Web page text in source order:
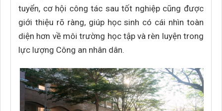
tuyển, cơ hội công tác sau tốt nghiệp cũng được
giới thiệu rõ ràng, giúp học sinh có cái nhìn toàn
diện hơn về môi trường học tập và rèn luyện trong
lực lượng Công an nhân dân.